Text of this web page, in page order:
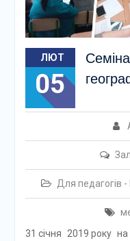
ЛЮТ
05
Для педагогів -
31 січня 2019 року